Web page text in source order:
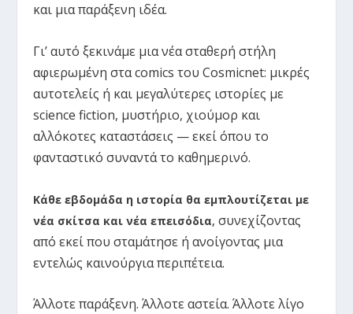
και μια παράξενη ιδέα.
Γι’ αυτό ξεκινάμε μια νέα σταθερή στήλη
αφιερωμένη στα comics του Cosmicnet: μικρές
αυτοτελείς ή και μεγαλύτερες ιστορίες με
science fiction, μυστήριο, χιούμορ και
αλλόκοτες καταστάσεις — εκεί όπου το
φανταστικό συναντά το καθημερινό.
Κάθε εβδομάδα η ιστορία θα εμπλουτίζεται με
νέα σκίτσα και νέα επεισόδια, συνεχίζοντας
από εκεί που σταμάτησε ή ανοίγοντας μια
εντελώς καινούργια περιπέτεια.
Άλλοτε παράξενη. Άλλοτε αστεία. Άλλοτε λίγο